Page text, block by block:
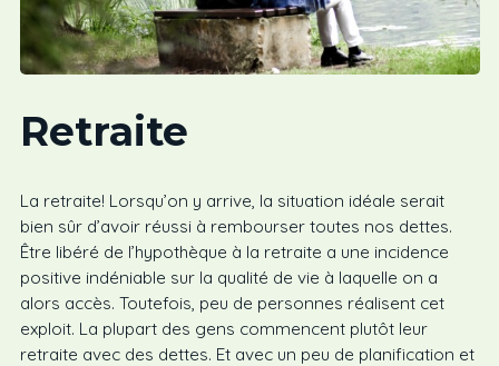
Retraite
La retraite! Lorsqu’on y arrive, la situation idéale serait
bien sûr d’avoir réussi à rembourser toutes nos dettes.
Être libéré de l’hypothèque à la retraite a une incidence
positive indéniable sur la qualité de vie à laquelle on a
alors accès. Toutefois, peu de personnes réalisent cet
exploit. La plupart des gens commencent plutôt leur
retraite avec des dettes. Et avec un peu de planification et